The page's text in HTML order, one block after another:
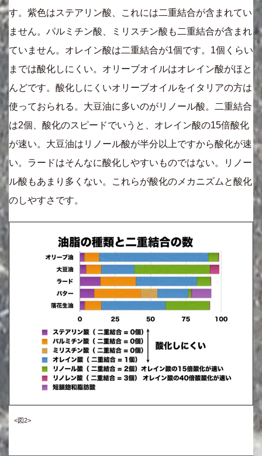
す。紫色はステアリン酸、これには二重結合が含まれてい
ません。パルミチン酸、ミリスチン酸も二重結合が含まれ
ていません。オレイン酸は二重結合が1個です。1個くらい
までは酸化しにくい。オリーブオイルはオレイン酸がほと
んどです。酸化しにくいオリーブオイルをイタリアの方は
使っておられる。大豆油に多いのがリノール酸。二重結合
は2個、酸化のスピードでいうと、オレイン酸の15倍酸化
が速い。大豆油はリノール酸が半分以上ですから酸化が速
い。ラードはそんなに酸化しやすいものではない。リノー
ル酸もあまり多くない。これらが酸化のメカニズムと酸化
のしやすさです。
<図2>